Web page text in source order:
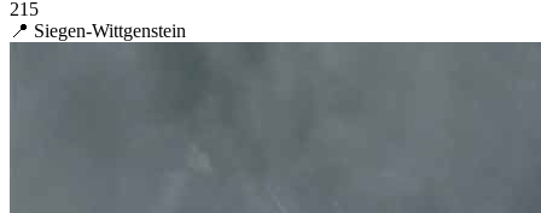
215
📍 Siegen-Wittgenstein